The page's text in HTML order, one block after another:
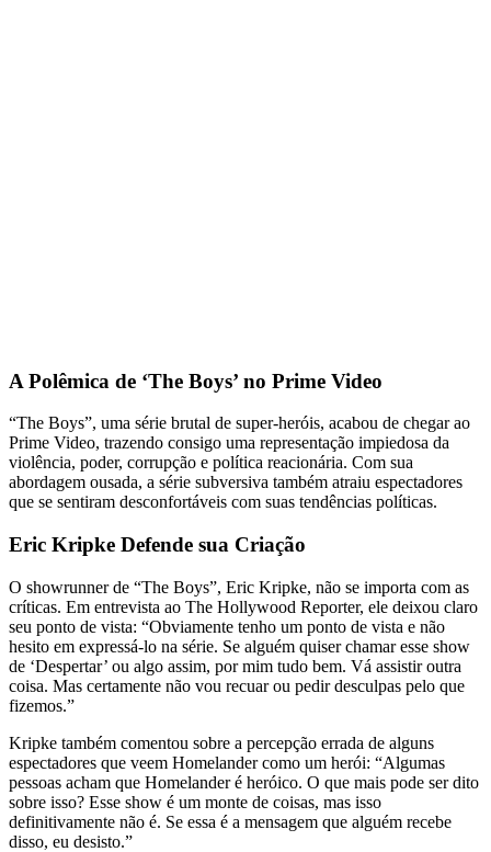
A Polêmica de ‘The Boys’ no Prime Video
“The Boys”, uma série brutal de super-heróis, acabou de chegar ao
Prime Video, trazendo consigo uma representação impiedosa da
violência, poder, corrupção e política reacionária. Com sua
abordagem ousada, a série subversiva também atraiu espectadores
que se sentiram desconfortáveis com suas tendências políticas.
Eric Kripke Defende sua Criação
O showrunner de “The Boys”, Eric Kripke, não se importa com as
críticas. Em entrevista ao The Hollywood Reporter, ele deixou claro
seu ponto de vista: “Obviamente tenho um ponto de vista e não
hesito em expressá-lo na série. Se alguém quiser chamar esse show
de ‘Despertar’ ou algo assim, por mim tudo bem. Vá assistir outra
coisa. Mas certamente não vou recuar ou pedir desculpas pelo que
fizemos.”
Kripke também comentou sobre a percepção errada de alguns
espectadores que veem Homelander como um herói: “Algumas
pessoas acham que Homelander é heróico. O que mais pode ser dito
sobre isso? Esse show é um monte de coisas, mas isso
definitivamente não é. Se essa é a mensagem que alguém recebe
disso, eu desisto.”